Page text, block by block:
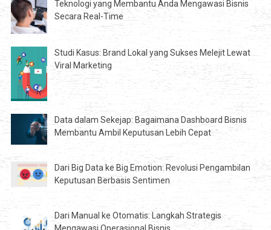
Teknologi yang Membantu Anda Mengawasi Bisnis
Secara Real-Time
Studi Kasus: Brand Lokal yang Sukses Melejit Lewat
Viral Marketing
Data dalam Sekejap: Bagaimana Dashboard Bisnis
Membantu Ambil Keputusan Lebih Cepat
Dari Big Data ke Big Emotion: Revolusi Pengambilan
Keputusan Berbasis Sentimen
Dari Manual ke Otomatis: Langkah Strategis